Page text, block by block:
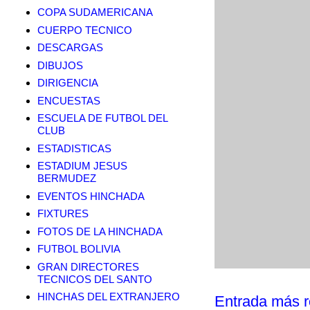
Entrada más
COPA SUDAMERICANA
CUERPO TECNICO
DESCARGAS
DIBUJOS
DIRIGENCIA
ENCUESTAS
ESCUELA DE FUTBOL DEL
CLUB
ESTADISTICAS
ESTADIUM JESUS
BERMUDEZ
EVENTOS HINCHADA
FIXTURES
FOTOS DE LA HINCHADA
FUTBOL BOLIVIA
GRAN DIRECTORES
TECNICOS DEL SANTO
HINCHAS DEL EXTRANJERO